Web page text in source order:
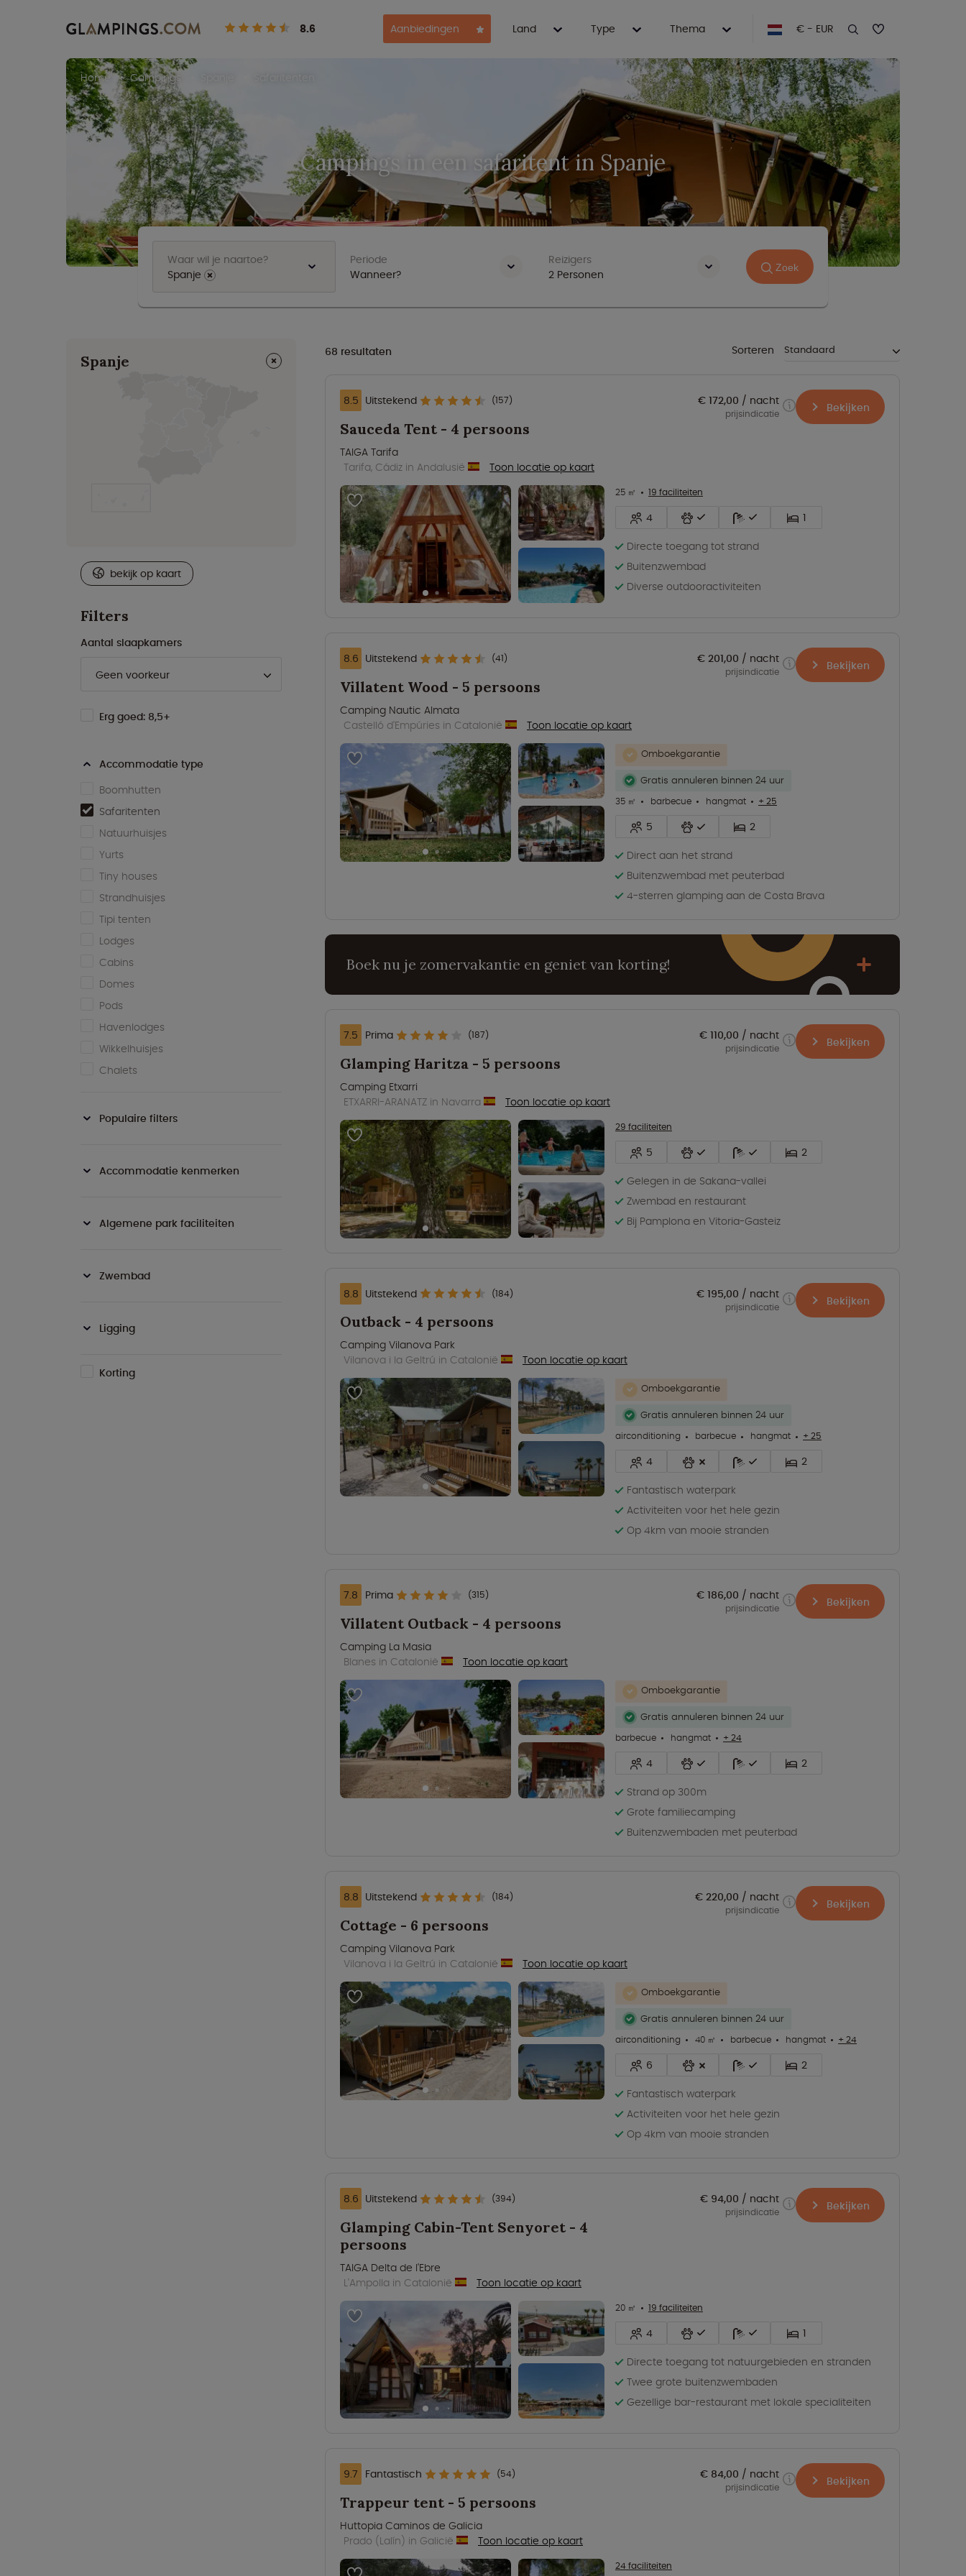
8.6 Aanbiedingen Land Type Thema € - EUR
Home Campings
Campings in een safaritent in Spanje
Waar wil je naartoe?
Spanje ⨯
Periode
Wanneer?
Reizigers
2 Personen Zoek
Sorteren
Spanje ⨯
bekijk op kaart
Filters
Aantal slaapkamers
Erg goed: 8,5+
Accommodatie type
Boomhutten
Safaritenten
Natuurhuisjes
Yurts
Tiny houses
Strandhuisjes
Tipi tenten
Lodges
Cabins
Domes
Pods
Havenlodges
Wikkelhuisjes
Chalets
Populaire filters
Accommodatie kenmerken
Algemene park faciliteiten
Zwembad
Ligging
Korting
68 resultaten
8.5 Uitstekend (157)
Sauceda Tent - 4 persoons
TAIGA Tarifa
Tarifa, Cádiz in Andalusië
Toon locatie op kaart
25 ㎡ 19 faciliteiten
4
1
Directe toegang tot strand
Buitenzwembad
Diverse outdooractiviteiten
€ 172,00 nacht
prijsindicatie Bekijken
8.6 Uitstekend (41)
Villatent Wood - 5 persoons
Camping Nautic Almata
Castelló d'Empúries in Catalonië
Toon locatie op kaart
Omboekgarantie
Gratis annuleren binnen 24 uur
35 ㎡
barbecue hangmat + 25
5
2
Direct aan het strand
Buitenzwembad met peuterbad
4-sterren glamping aan de Costa Brava
€ 201,00 nacht
prijsindicatie Bekijken
Boek nu je zomervakantie en geniet van korting!
7.5 Prima (187)
Glamping Haritza - 5 persoons
Camping Etxarri
ETXARRI-ARANATZ in Navarra
Toon locatie op kaart
29 faciliteiten
5
2
Gelegen in de Sakana-vallei
Zwembad en restaurant
Bij Pamplona en Vitoria-Gasteiz
€ 110,00 nacht
prijsindicatie Bekijken
8.8 Uitstekend (184)
Outback - 4 persoons
Camping Vilanova Park
Vilanova i la Geltrú in Catalonië
Toon locatie op kaart
Omboekgarantie
Gratis annuleren binnen 24 uur
airconditioning
barbecue hangmat + 25
4
2
Fantastisch waterpark
Activiteiten voor het hele gezin
Op 4km van mooie stranden
€ 195,00 nacht
prijsindicatie Bekijken
7.8 Prima (315)
Villatent Outback - 4 persoons
Camping La Masia
Blanes in Catalonië
Toon locatie op kaart
Omboekgarantie
Gratis annuleren binnen 24 uur
barbecue
hangmat + 24
4
2
Strand op 300m
Grote familiecamping
Buitenzwembaden met peuterbad
€ 186,00 nacht
prijsindicatie Bekijken
8.8 Uitstekend (184)
Cottage - 6 persoons
Camping Vilanova Park
Vilanova i la Geltrú in Catalonië
Toon locatie op kaart
Omboekgarantie
Gratis annuleren binnen 24 uur
airconditioning
40 ㎡ barbecue hangmat + 24
6
2
Fantastisch waterpark
Activiteiten voor het hele gezin
Op 4km van mooie stranden
€ 220,00 nacht
prijsindicatie Bekijken
8.6 Uitstekend (394)
Glamping Cabin-Tent Senyoret - 4
persoons
TAIGA Delta de l'Ebre
L'Ampolla in Catalonië
Toon locatie op kaart
20 ㎡ 19 faciliteiten
4
1
Directe toegang tot natuurgebieden en stranden
Twee grote buitenzwembaden
Gezellige bar-restaurant met lokale specialiteiten
€ 94,00 nacht
prijsindicatie Bekijken
9.7 Fantastisch (54)
Trappeur tent - 5 persoons
Huttopia Caminos de Galicia
Prado (Lalín) in Galicië
Toon locatie op kaart
24 faciliteiten
€ 84,00 nacht
prijsindicatie Bekijken